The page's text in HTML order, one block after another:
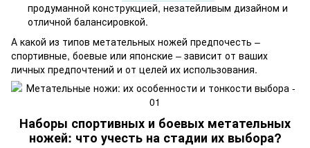
продуманной конструкцией, незатейливым дизайном и
отличной балансировкой.
А какой из типов метательных ножей предпочесть –
спортивные, боевые или японские – зависит от ваших
личных предпочтений и от целей их использования.
Наборы спортивных и боевых метательных
ножей: что учесть на стадии их выбора?